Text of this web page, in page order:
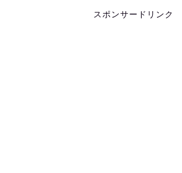
スポンサードリンク